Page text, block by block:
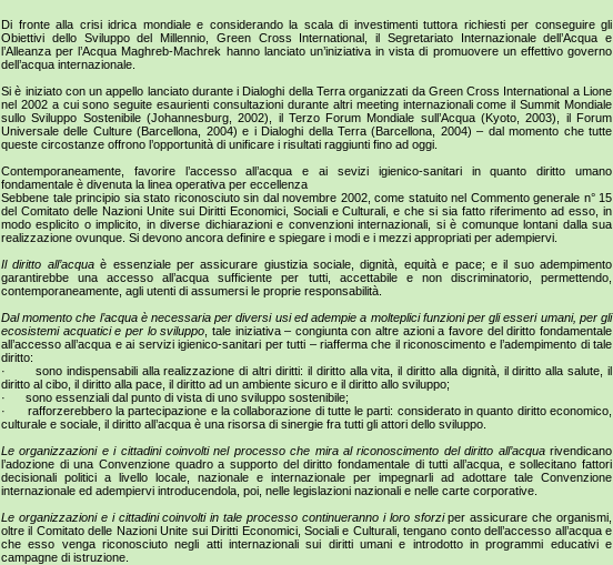
Di fronte alla crisi idrica mondiale e considerando la scala di investimenti tuttora richiesti per conseguire gli
Obiettivi dello Sviluppo del Millennio, Green Cross International, il Segretariato Internazionale dell’Acqua e
l’Alleanza per l’Acqua Maghreb-Machrek hanno lanciato un’iniziativa in vista di promuovere un effettivo governo
dell’acqua internazionale.
Si è iniziato con un appello lanciato durante i Dialoghi della Terra organizzati da Green Cross International a Lione
nel 2002 a cui sono seguite esaurienti consultazioni durante altri meeting internazionali come il Summit Mondiale
sullo Sviluppo Sostenibile (Johannesburg, 2002), il Terzo Forum Mondiale sull’Acqua (Kyoto, 2003), il Forum
Universale delle Culture (Barcellona, 2004) e i Dialoghi della Terra (Barcellona, 2004) – dal momento che tutte
queste circostanze offrono l’opportunità di unificare i risultati raggiunti fino ad oggi.
Contemporaneamente, favorire l’accesso all’acqua e ai sevizi igienico-sanitari in quanto diritto umano
fondamentale è divenuta la linea operativa per eccellenza
Sebbene tale principio sia stato riconosciuto sin dal novembre 2002, come statuito nel Commento generale n° 15
del Comitato delle Nazioni Unite sui Diritti Economici, Sociali e Culturali, e che si sia fatto riferimento ad esso, in
modo esplicito o implicito, in diverse dichiarazioni e convenzioni internazionali, si è comunque lontani dalla sua
realizzazione ovunque. Si devono ancora definire e spiegare i modi e i mezzi appropriati per adempiervi.
Il diritto all’acquaè essenziale per assicurare giustizia sociale, dignità, equità e pace; e il suo adempimento
garantirebbe una accesso all’acqua sufficiente per tutti, accettabile e non discriminatorio, permettendo,
contemporaneamente, agli utenti di assumersi le proprie responsabilità.
Dal momento che l’acqua è necessaria per diversi usi ed adempie a molteplici funzioni per gli esseri umani, per gli
ecosistemi acquatici e per lo sviluppo , tale iniziativa – congiunta con altre azioni a favore del diritto fondamentale
all’accesso all’acqua e ai servizi igienico-sanitari per tutti – riafferma che il riconoscimento e l’adempimento di tale
diritto:
· sono indispensabili alla realizzazione di altri diritti: il diritto alla vita, il diritto alla dignità, il diritto alla salute, il
diritto al cibo, il diritto alla pace, il diritto ad un ambiente sicuro e il diritto allo sviluppo;
· sono essenziali dal punto di vista di uno sviluppo sostenibile;
· rafforzerebbero la partecipazione e la collaborazione di tutte le parti: considerato in quanto diritto economico,
culturale e sociale, il diritto all’acqua è una risorsa di sinergie fra tutti gli attori dello sviluppo.
Le organizzazioni e i cittadini coinvolti nel processo che mira al riconoscimento del diritto all’acqua rivendicano
l’adozione di una Convenzione quadro a supporto del diritto fondamentale di tutti all’acqua, e sollecitano fattori
decisionali politici a livello locale, nazionale e internazionale per impegnarli ad adottare tale Convenzione
internazionale ed adempiervi introducendola, poi, nelle legislazioni nazionali e nelle carte corporative.
Le organizzazioni e i cittadini coinvolti in tale processo continueranno i loro sforziper assicurare che organismi,
oltre il Comitato delle Nazioni Unite sui Diritti Economici, Sociali e Culturali, tengano conto dell’accesso all’acqua e
che esso venga riconosciuto negli atti internazionali sui diritti umani e introdotto in programmi educativi e
campagne di istruzione.